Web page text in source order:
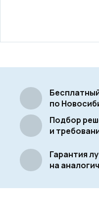
по
Подбор
и
Гарантия
на